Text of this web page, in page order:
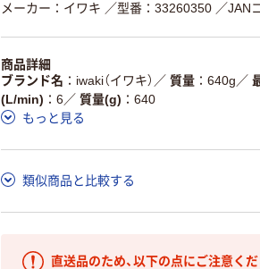
メーカー：イワキ ／型番：33260350 ／JAN
商品詳細
ブランド名
iwaki（イワキ） ／ 質量 640g ／
(L/min)
6／ 質量(g)
640
もっと見る
類似商品と比較する
直送品のため、以下の点にご注意くだ